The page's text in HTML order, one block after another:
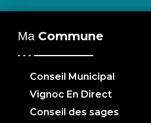
Ma Commune
Conseil Municipal
Vignoc En Direct
Conseil des sages